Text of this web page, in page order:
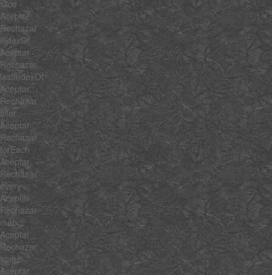
slice
Aceptar
Rechazar
indexOf
Aceptar
Rechazar
lastIndexOf
Aceptar
Rechazar
filter
Aceptar
Rechazar
forEach
Aceptar
Rechazar
every
Aceptar
Rechazar
map
Aceptar
Rechazar
some
Aceptar